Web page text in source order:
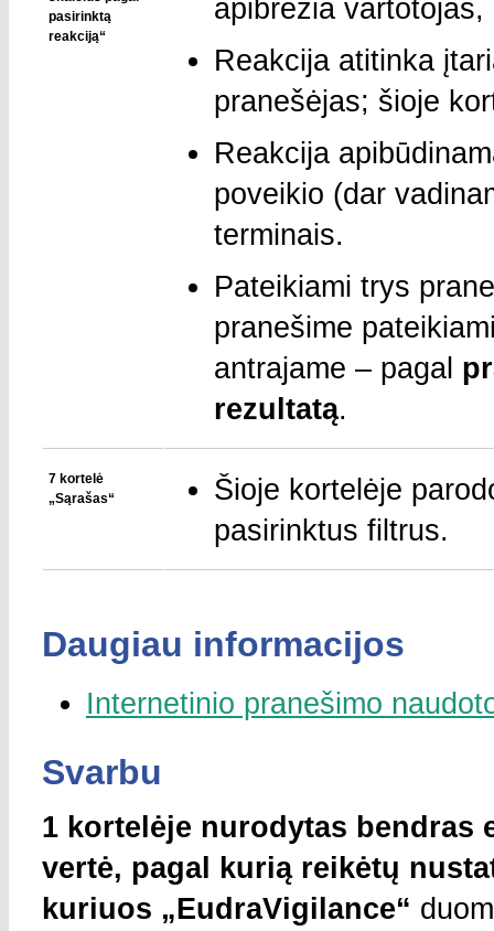
pasirinktą
reakciją“
apibrėžia
Reakcija atitinka
pranešėjas; šioje
Reakcija
poveikio (dar
terminais.
Pateikiami trys
pranešime
antrajame – pagal
rezultatą.
7 kortelė
„Sąrašas“
Šioje kortelėje
pasirinktus filtrus.
Daugiau informacijos
Internetinio pranešimo
Svarbu
1 kortelėje nurodytas bendras
vertė, pagal kurią reikėtų
kuriuos „EudraVigilance“